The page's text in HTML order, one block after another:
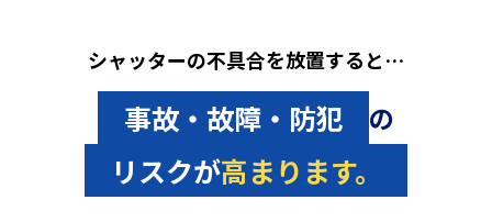
シャッターの不具合を放置すると…
事故・故障・防犯 の
リスクが高まります。